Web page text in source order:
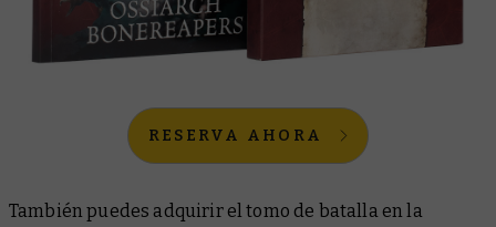
RESERVA AHORA
También puedes adquirir el tomo de batalla en la